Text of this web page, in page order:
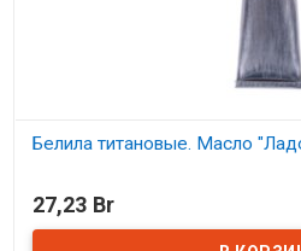
Белила титановые. Масло
27,23 Br